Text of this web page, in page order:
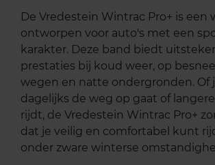
De Vredestein Wintrac Pro+ is een
ontworpen voor auto's met een
karakter. Deze band biedt
prestaties bij koud weer, op
wegen en natte ondergronden. Of
dagelijks de weg op gaat of
rijdt, de Vredestein Wintrac Pro+
dat je veilig en comfortabel kunt
onder zware winterse